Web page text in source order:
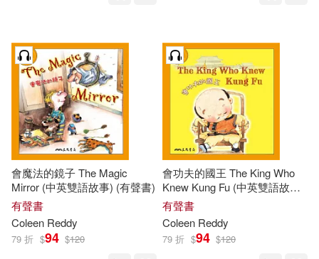
會魔法的鏡子 The Magic
Mirror (中英雙語故事) (有聲書)
有聲書
Coleen Reddy
79 折 $94 $120
會功夫的國王 The King Who
Knew Kung Fu (中英雙語故事)
(有聲書)
有聲書
Coleen Reddy
79 折 $94 $120